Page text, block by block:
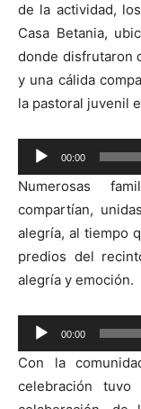
de la actividad,
Casa Betania,
donde disfrutaron
y una cálida
la pastoral juvenil
Reproductor
de
audio
00:00
Numerosas
compartían,
alegría, al tiempo
predios del
alegría y emoción.
Reproductor
de
audio
00:00
Con la
celebración